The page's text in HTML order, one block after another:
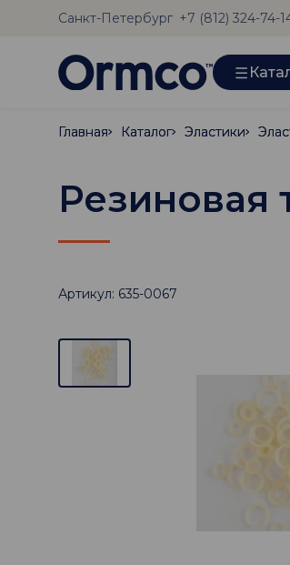
Санкт-Петербург +7 (812) 324-74-
Главная
Главная Каталог
Каталог Эластики
Эластики
Резиновая
Артикул: 635-0067